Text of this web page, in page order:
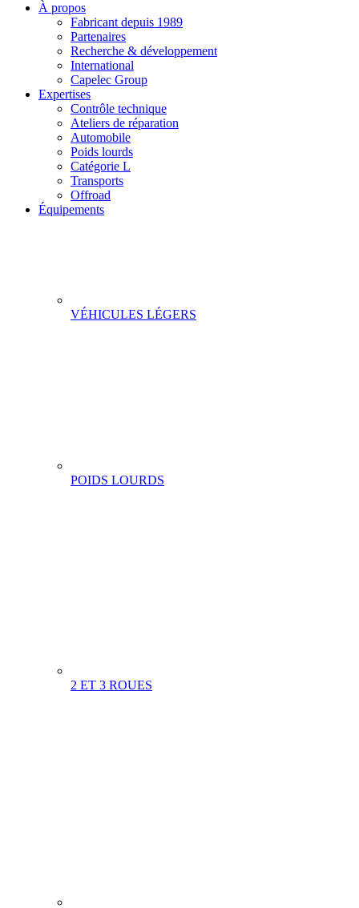
À propos
Fabricant depuis 1989
Partenaires
Recherche & développement
International
Capelec Group
Expertises
Contrôle technique
Ateliers de réparation
Automobile
Poids lourds
Catégorie L
Transports
Offroad
Équipements
VÉHICULES LÉGERS
POIDS LOURDS
2 ET 3 ROUES